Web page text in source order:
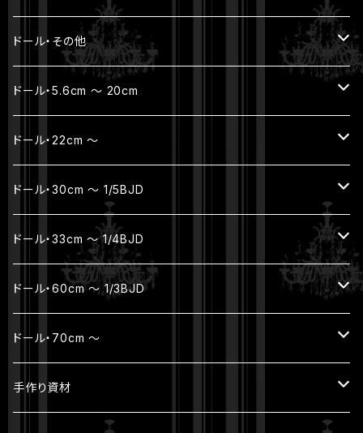
ボトムス
アウター
セット
着ぐるみ
YmY / UF doll / オビツ11 / ねんどーる
SD16 / SDGr女の子・ハイヒール
ドール・その他
帽子 / バッグ
お出かけポーチ
アクセサリー
ドール・5.6cm ～ 20cm
フルセット
本体セット（ヘッド + ボディ）
ボディ（素体）
パーツ
ウィッグ
アウトフィット
ドール・22cm ～
フルセット
本体セット（ヘッド + ボディ）
ヘッド
ボディ（素体）
パーツ
ドール・30cm ～ 1/5BJD
フルセット
ボディ
ドール・33cm ～ 1/4BJD
ジュエリー
本体セット（ヘッド + ボディ）
ヘッド
ドール・60cm ～ 1/3BJD
ジュエリー
ヘッド
ドール・70cm ～
ジュエリー
手作り資材